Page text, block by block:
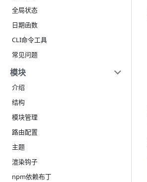
全局状态
日期函数
CLI命令工具
常见问题
模块
介绍
结构
模块管理
路由配置
主题
渲染钩子
npm依赖布丁